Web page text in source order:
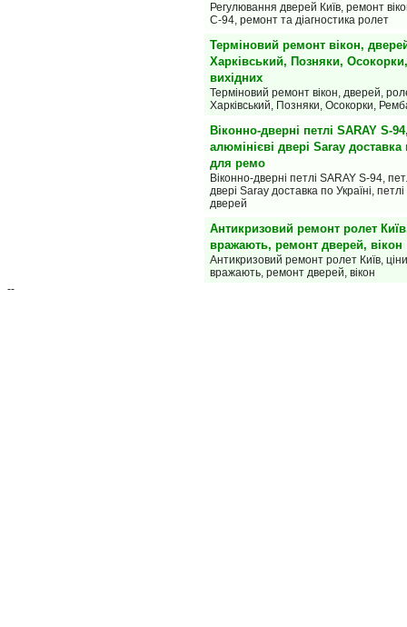
Регулювання дверей Київ, ремонт
С-94, ремонт та діагностика ролет
Терміновий ремонт вікон,
Харківський, Позняки,
вихідних
Терміновий ремонт вікон, дверей,
Харківський, Позняки, Осокорки,
Віконно-дверні петлі SARAY S-
алюмінієві двері Saray доставка
для ремо
Віконно-дверні петлі SARAY S-94,
двері Saray доставка по Україні,
дверей
Антикризовий ремонт ролет
вражають, ремонт дверей, вікон
Антикризовий ремонт ролет Київ,
вражають, ремонт дверей, вікон
--